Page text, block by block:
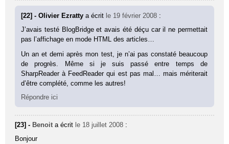
[22] - Olivier Ezrattya écrit le 19 février 2008 :
J’avais testé BlogBridge et avais été déçu car il ne permettait
pas l’affichage en mode HTML des articles…
Un an et demi après mon test, je n’ai pas constaté beaucoup
de progrès. Même si je suis passé entre temps de
SharpReader à FeedReader qui est pas mal… mais mériterait
d’être complété, comme les autres!
Répondre ici
[23] - Benoit a écrit le 18 juillet 2008 :
Bonjour